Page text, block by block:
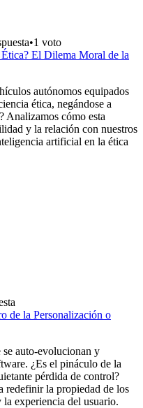
•1 voto
El Dilema Moral de la
autónomos equipados
ética, negándose a
Analizamos cómo esta
y la relación con nuestros
artificial en la ética
de la Personalización o
auto-evolucionan y
¿Es el pináculo de la
pérdida de control?
redefinir la propiedad de los
experiencia del usuario.